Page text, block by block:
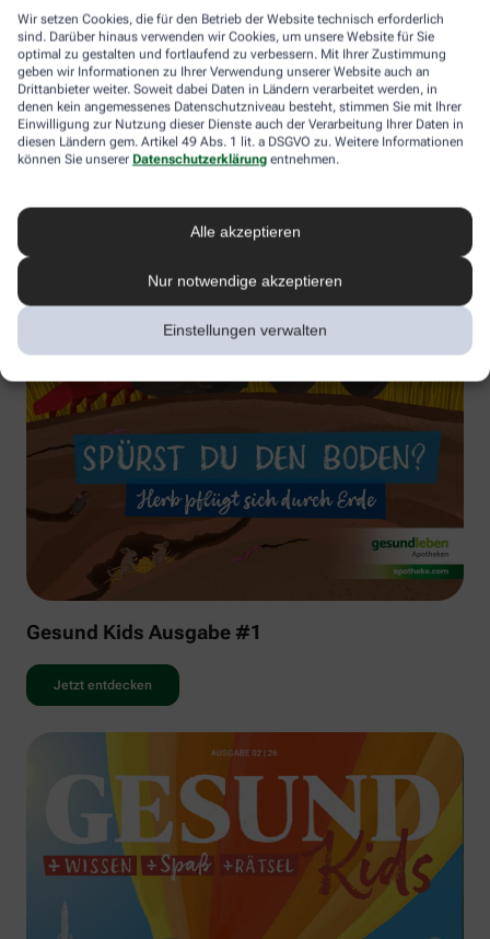
Wir setzen Cookies, die für den Betrieb der Website technisch erforderlich
sind. Darüber hinaus verwenden wir Cookies, um unsere Website für Sie
optimal zu gestalten und fortlaufend zu verbessern. Mit Ihrer Zustimmung
geben wir Informationen zu Ihrer Verwendung unserer Website auch an
Drittanbieter weiter. Soweit dabei Daten in Ländern verarbeitet werden, in
denen kein angemessenes Datenschutzniveau besteht, stimmen Sie mit Ihrer
Einwilligung zur Nutzung dieser Dienste auch der Verarbeitung Ihrer Daten in
diesen Ländern gem. Artikel 49 Abs. 1 lit. a DSGVO zu. Weitere Informationen
können Sie unserer Datenschutzerklärung entnehmen.
Alle akzeptieren
Nur notwendige akzeptieren
Einstellungen verwalten
Gesund Kids Ausgabe #1
Jetzt entdecken